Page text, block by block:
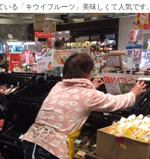
る「キウイフルーツ」美味しくて人気です。